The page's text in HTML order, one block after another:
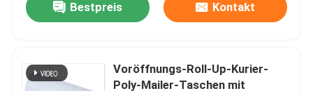
Bestpreis Kontakt
Voröffnungs-Roll-Up-Kurier-
Poly-Mailer-Taschen mit